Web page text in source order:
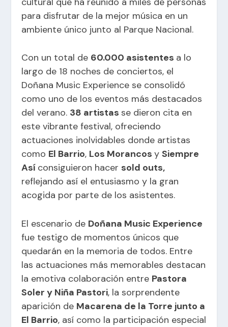
para disfrutar de la mejor música en un
ambiente único junto al Parque Nacional.
Con un total de 60.000 asistentes a lo
largo de 18 noches de conciertos, el
Doñana Music Experience se consolidó
como uno de los eventos más destacados
del verano. 38 artistasse dieron cita en
este vibrante festival, ofreciendo
actuaciones inolvidables donde artistas
como El Barrio, Los MorancosySiempre
Así consiguieron hacer sold outs,
reflejando así el entusiasmo y la gran
acogida por parte de los asistentes.
El escenario de Doñana Music Experience
fue testigo de momentos únicos que
quedarán en la memoria de todos. Entre
las actuaciones más memorables destacan
la emotiva colaboración entre Pastora
Soler y Niña Pastori, la sorprendente
aparición de Macarena de la Torre junto a
El Barrio, así como la participación especial